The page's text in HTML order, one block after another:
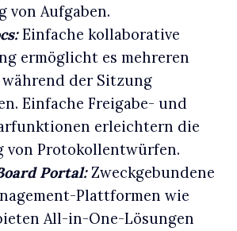
von Aufgaben.
Einfache kollaborative
ermöglicht es mehreren
während der Sitzung
Einfache Freigabe- und
erleichtern die
von Protokollentwürfen.
Portal:Zweckgebundene
Plattformen wie
All-in-One-Lösungen